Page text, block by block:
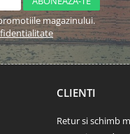
magazinului.
CLIENTI
Retur si schimb